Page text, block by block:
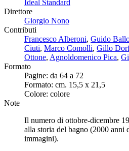
Ideal Standard
Direttore
Giorgio Nono
Contributi
Francesco Alberoni, Guido
Ciuti, Marco Comolli, Gillo
Ottone, Agnoldomenico Pica,
Formato
Pagine: da 64 a 72
Formato: cm. 15,5 x 21,5
Colore: colore
Note
Il numero di ottobre-dicembre
alla storia del bagno (2000 anni
immagini).